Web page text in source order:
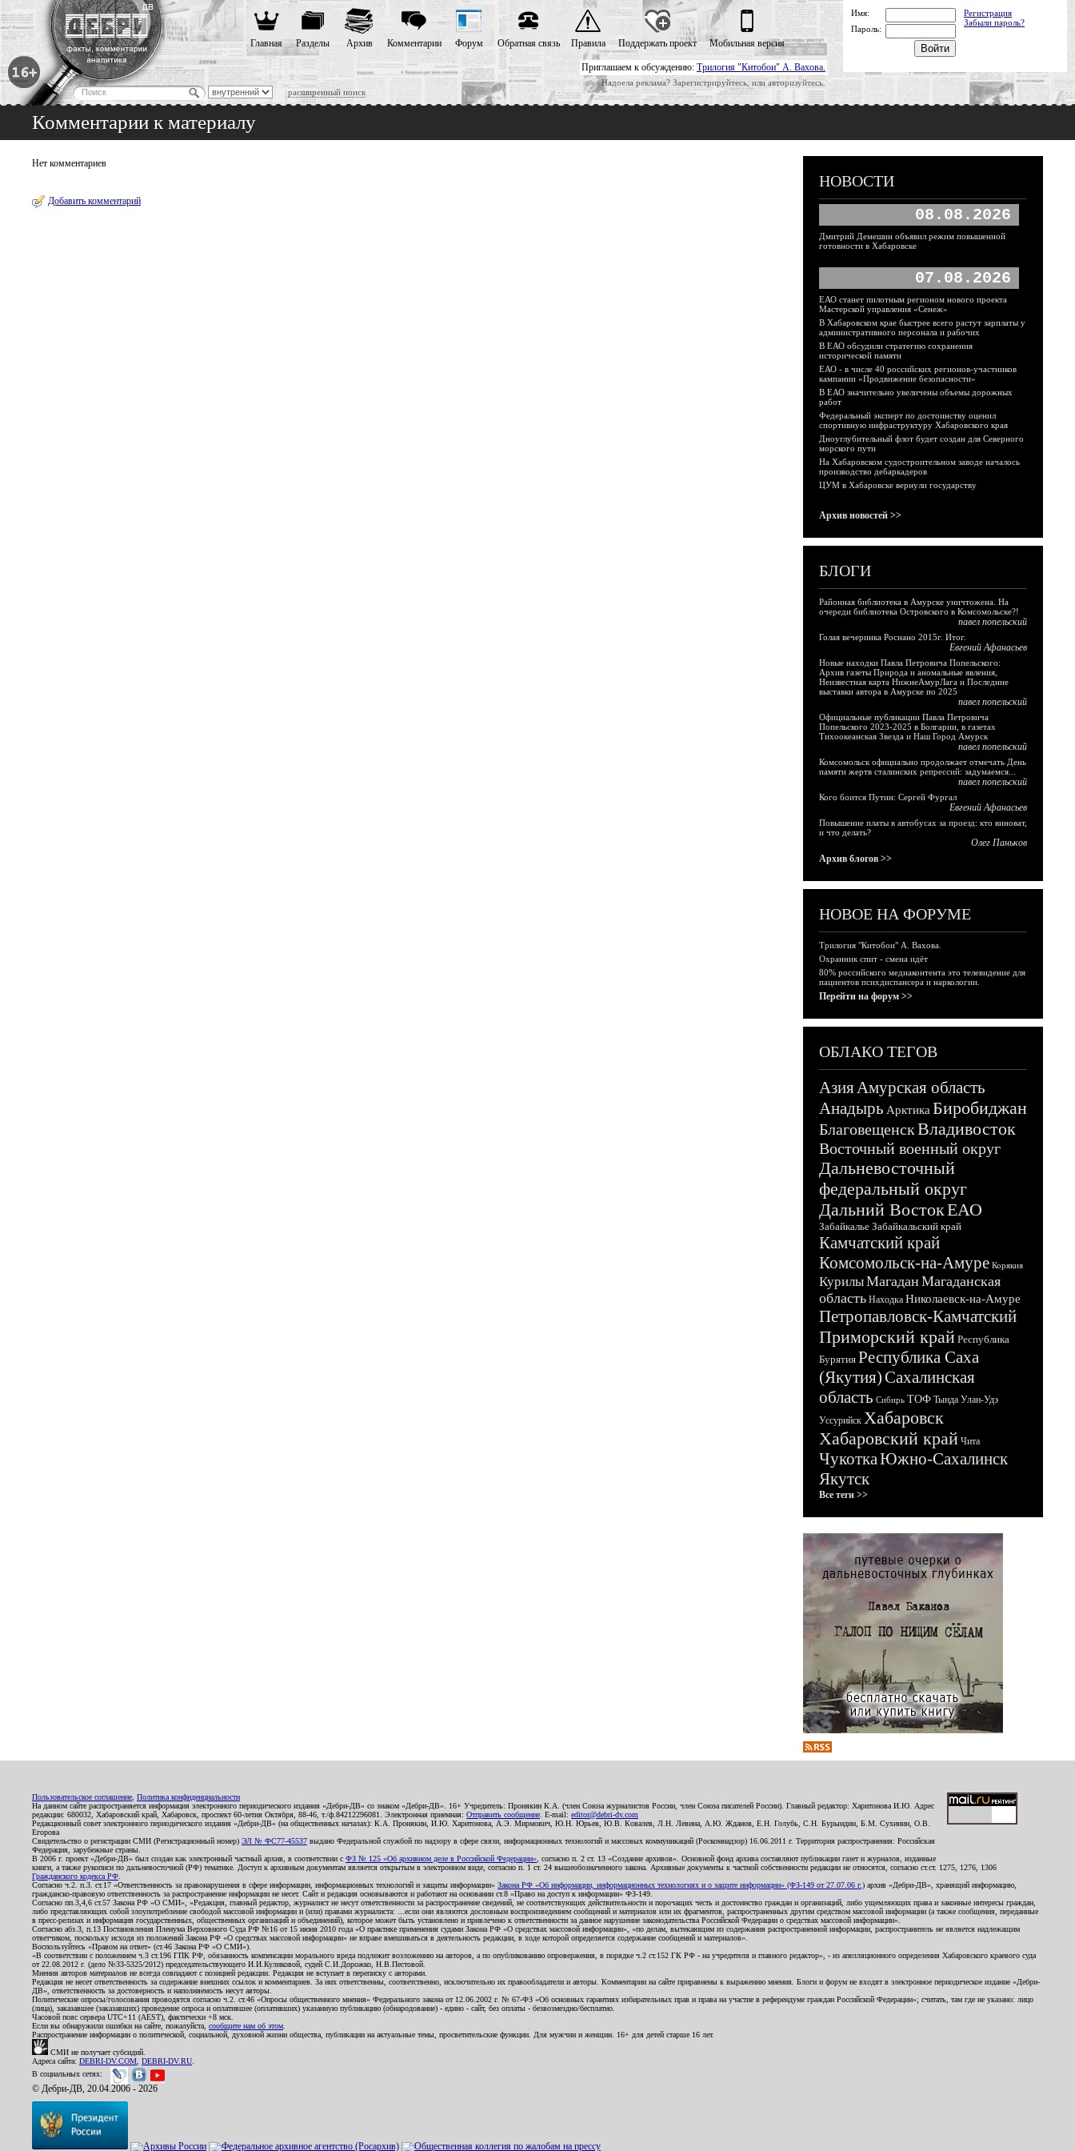
Приглашаем к обсуждению: Трилогия "Китобои" А. Вахова.
Надоела реклама? Зарегистрируйтесь, или авторизуйтесь.
расширенный поиск
Главная Разделы Архив Комментарии Форум Обратная связь Правила Поддержать проект Мобильная версия
Имя:
Регистрация
Забыли пароль?
Пароль:
Комментарии к материалу
Нет комментариев
Добавить комментарий
НОВОСТИ
08.08.2026
Дмитрий Демешин объявил режим повышенной
готовности в Хабаровске
07.08.2026
ЕАО станет пилотным регионом нового проекта
Мастерской управления «Сенеж»
В Хабаровском крае быстрее всего растут зарплаты у
административного персонала и рабочих
В ЕАО обсудили стратегию сохранения
исторической памяти
ЕАО - в числе 40 российских регионов-участников
кампании «Продвижение безопасности»
В ЕАО значительно увеличены объемы дорожных
работ
Федеральный эксперт по достоинству оценил
спортивную инфраструктуру Хабаровского края
Дноуглубительный флот будет создан для Северного
морского пути
На Хабаровском судостроительном заводе началось
производство дебаркадеров
ЦУМ в Хабаровске вернули государству
Архив новостей >>
БЛОГИ
Районная библиотека в Амурске уничтожена. На
очереди библиотека Островского в Комсомольске?!
павел попельский
Голая вечеринка Роснано 2015г. Итог.
Евгений Афанасьев
Новые находки Павла Петровича Попельского:
Архив газеты Природа и аномальные явления,
Неизвестная карта НижнеАмурЛага и Последние
выставки автора в Амурске по 2025
павел попельский
Официальные публикации Павла Петровича
Попельского 2023-2025 в Болгарии, в газетах
Тихоокеанская Звезда и Наш Город Амурск
павел попельский
Комсомольск официально продолжает отмечать День
памяти жертв сталинских репрессий: задумаемся...
павел попельский
Кого боится Путин: Сергей Фургал
Евгений Афанасьев
Повышение платы в автобусах за проезд: кто виноват,
и что делать?
Олег Паньков
Архив блогов >>
НОВОЕ НА ФОРУМЕ
Трилогия "Китобои" А. Вахова.
Охранник спит - смена идёт
80% российского медиаконтента это телевидение для
пациентов психдиспансера и наркологии.
Перейти на форум >>
ОБЛАКО ТЕГОВ
АзияАмурская область
Анадырь Арктика Биробиджан
БлаговещенскВладивосток
Восточный военный округ
Дальневосточный
федеральный округ
Дальний ВостокЕАО
Забайкалье Забайкальский край
Камчатский край
Комсомольск-на-Амуре Корякия
КурилыМагадан Магаданская
область Находка Николаевск-на-Амуре
Петропавловск-Камчатский
Приморский край Республика
Бурятия Республика Саха
(Якутия)Сахалинская
область Сибирь ТОФ Тында Улан-Удэ
Уссурийск Хабаровск
Хабаровский край Чита
ЧукоткаЮжно-Сахалинск
Якутск
Все теги >>
Пользовательское соглашение Политика конфиденциальности
На данном сайте распространяется информация электронного периодического издания «Дебри-ДВ» со знаком «Дебри-ДВ». 16+ Учредитель: Пронякин К.А. (член Союза журналистов России, член Союза писателей России). Главный редактор: Харитонова И.Ю. Адрес
редакции: 680032, Хабаровский край, Хабаровск, проспект 60-летия Октября, 88-46, т./ф.84212296081. Электронная приемная: Отправить сообщение . E-mail: editor@debri-dv.com
Редакционный совет электронного периодического издания «Дебри-ДВ» (на общественных началах): К.А. Пронякин, И.Ю. Харитонова, А.Э. Мирмович, Ю.Н. Юрьев, Ю.В. Ковалев, Л.Н. Левина, А.Ю. Жданов, Е.Н. Голубь, С.Н. Бурындин, Б.М. Сухинин, О.В.
Егорова
Свидетельство о регистрации СМИ (Регистрационный номер) ЭЛ № ФС77-45537 выдано Федеральной службой по надзору в сфере связи, информационных технологий и массовых коммуникаций (Роскомнадзор) 16.06.2011 г. Территория распространения: Российская
Федерация, зарубежные страны.
В 2006 г. проект «Дебри-ДВ» был создан как электронный частный архив, в соответствии с ФЗ № 125 «Об архивном деле в Российской Федерации» , согласно п. 2 ст. 13 «Создание архивов». Основной фонд архива составляют публикации газет и журналов, изданные
книги, а также рукописи по дальневосточной (РФ) тематике. Доступ к архивным документам является открытым в электронном виде, согласно п. 1 ст. 24 вышеобозначенного закона. Архивные документы к частной собственности редакции не относятся, согласно ст.ст. 1275, 1276, 1306
Гражданского кодекса РФ
Согласно ч.2. п.3. ст.17 «Ответственность за правонарушения в сфере информации, информационных технологий и защиты информации» Закона РФ «Об информации, информационных технологиях и о защите информации» (ФЗ-149 от 27.07.06 г.) архив «Дебри-ДВ», хранящий информацию,
гражданско-правовую ответственность за распространение информации не несет. Сайт и редакция основываются и работают на основании ст.8 «Право на доступ к информации» ФЗ-149.
Согласно пп.3,4,6 ст.57 Закона РФ «О СМИ», «Редакция, главный редактор, журналист не несут ответственности за распространение сведений, не соответствующих действительности и порочащих честь и достоинство граждан и организаций, либо ущемляющих права и законные интересы граждан,
либо представляющих собой злоупотребление свободой массовой информации и (или) правами журналиста: ...если они являются дословным воспроизведением сообщений и материалов или их фрагментов, распространенных другим средством массовой информации (а также сообщения, переданные
в пресс-релизах и информация государственных, общественных организаций и объединений), которое может быть установлено и привлечено к ответственности за данное нарушение законодательства Российской Федерации о средствах массовой информации».
Согласно абз.3, п.13 Постановления Пленума Верховного Суда РФ №16 от 15 июня 2010 года «О практике применения судами Закона РФ «О средствах массовой информации», «по делам, вытекающим из содержания распространенной информации, распространитель не является надлежащим
ответчиком, поскольку исходя из положений Закона РФ «О средствах массовой информации» не вправе вмешиваться в деятельность редакции, в ходе которой определяется содержание сообщений и материалов».
Воспользуйтесь «Правом на ответ» (ст.46 Закона РФ «О СМИ»).
«В соответствии с положением ч.3 ст.196 ГПК РФ, обязанность компенсации морального вреда подлежит возложению на авторов, а по опубликованию опровержения, в порядке ч.2 ст.152 ГК РФ - на учредителя и главного редактор», - из апелляционного определения Хабаровского краевого суда
от 22.08.2012 г. (дело №33-5325/2012) председательствующего И.И.Куликовой, судей С.И.Дорожко, Н.В.Пестовой.
Мнения авторов материалов не всегда совпадают с позицией редакции. Редакция не вступает в переписку с авторами.
Редакция не несет ответственность за содержание внешних ссылок и комментариев. За них ответственны, соответственно, исключительно их правообладатели и авторы. Комментарии на сайте приравнены к выражению мнения. Блоги и форум не входят в электронное периодическое издание «Дебри-
ДВ», ответственность за достоверность и наполняемость несут авторы.
Политические опросы/голосования проводятся согласно ч.2. ст.46 «Опросы общественного мнения» Федерального закона от 12.06.2002 г. № 67-ФЗ «Об основных гарантиях избирательных прав и права на участие в референдуме граждан Российской Федерации»; считать, там где не указано: лицо
(лица), заказавшее (заказавших) проведение опроса и оплатившее (оплативших) указанную публикацию (обнародование) - едино - сайт, без оплаты - безвозмездно/бесплатно.
Часовой пояс сервера UTC+11 (AEST), фактически +8 мск.
Если вы обнаружили ошибки на сайте, пожалуйста, сообщите нам об этом
Распространение информации о политической, социальной, духовной жизни общества, публикации на актуальные темы, просветительские функции. Для мужчин и женщин. 16+ для детей старше 16 лет.
СМИ не получает субсидий.
Адреса сайта: DEBRI-DV.COM DEBRI-DV.RU
В социальных сетях:
© Дебри-ДВ, 20.04.2006 - 2026